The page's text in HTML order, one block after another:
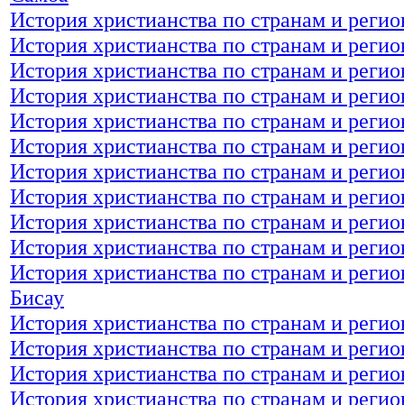
История христианства по странам и
История христианства по странам и
История христианства по странам и
История христианства по странам и
История христианства по странам и
История христианства по странам и
История христианства по странам и
История христианства по странам и
История христианства по странам и
История христианства по странам и
История христианства по странам и
Бисау
История христианства по странам и
История христианства по странам и
История христианства по странам и
История христианства по странам и